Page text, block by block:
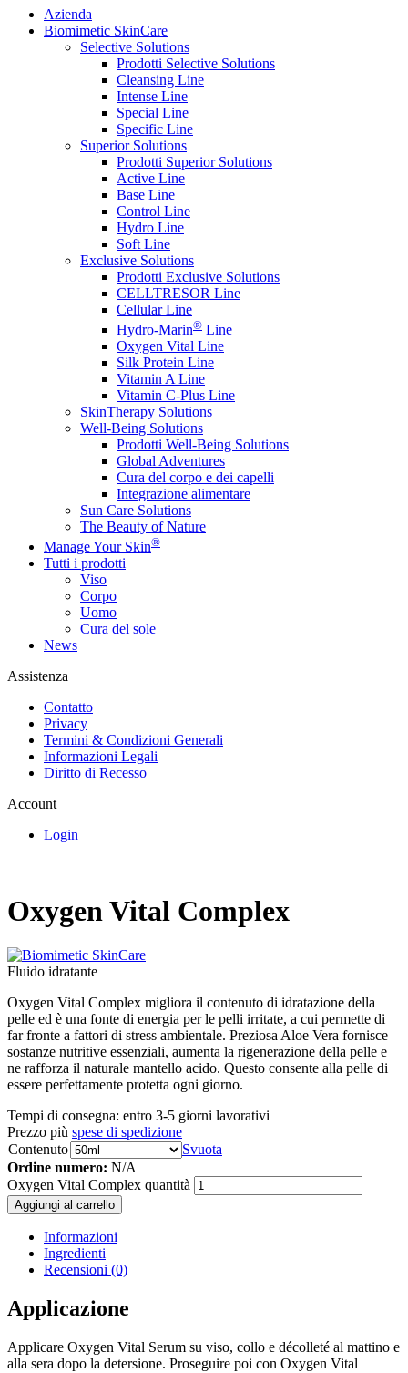
Azienda
Biomimetic SkinCare
Selective Solutions
Prodotti Selective Solutions
Cleansing Line
Intense Line
Special Line
Specific Line
Superior Solutions
Prodotti Superior Solutions
Active Line
Base Line
Control Line
Hydro Line
Soft Line
Exclusive Solutions
Prodotti Exclusive Solutions
CELLTRESOR Line
Cellular Line
Hydro-Marin® Line
Oxygen Vital Line
Silk Protein Line
Vitamin A Line
Vitamin C-Plus Line
SkinTherapy Solutions
Well-Being Solutions
Prodotti Well-Being Solutions
Global Adventures
Cura del corpo e dei capelli
Integrazione alimentare
Sun Care Solutions
The Beauty of Nature
Manage Your Skin®
Tutti i prodotti
Viso
Corpo
Uomo
Cura del sole
News
Assistenza
Contatto
Privacy
Termini & Condizioni Generali
Informazioni Legali
Diritto di Recesso
Account
Login
Oxygen Vital Complex
Fluido idratante
Oxygen Vital Complex migliora il contenuto di idratazione della
pelle ed è una fonte di energia per le pelli irritate, a cui permette di
far fronte a fattori di stress ambientale. Preziosa Aloe Vera fornisce
sostanze nutritive essenziali, aumenta la rigenerazione della pelle e
ne rafforza il naturale mantello acido. Questo consente alla pelle di
essere perfettamente protetta ogni giorno.
Tempi di consegna: entro 3-5 giorni lavorativi
Prezzo più spese di spedizione
Contenuto
Svuota
Ordine numero: N/A
Oxygen Vital Complex quantità
Aggiungi al carrello
Informazioni
Ingredienti
Recensioni (0)
Applicazione
Applicare Oxygen Vital Serum su viso, collo e décolleté al mattino e
alla sera dopo la detersione. Proseguire poi con Oxygen Vital